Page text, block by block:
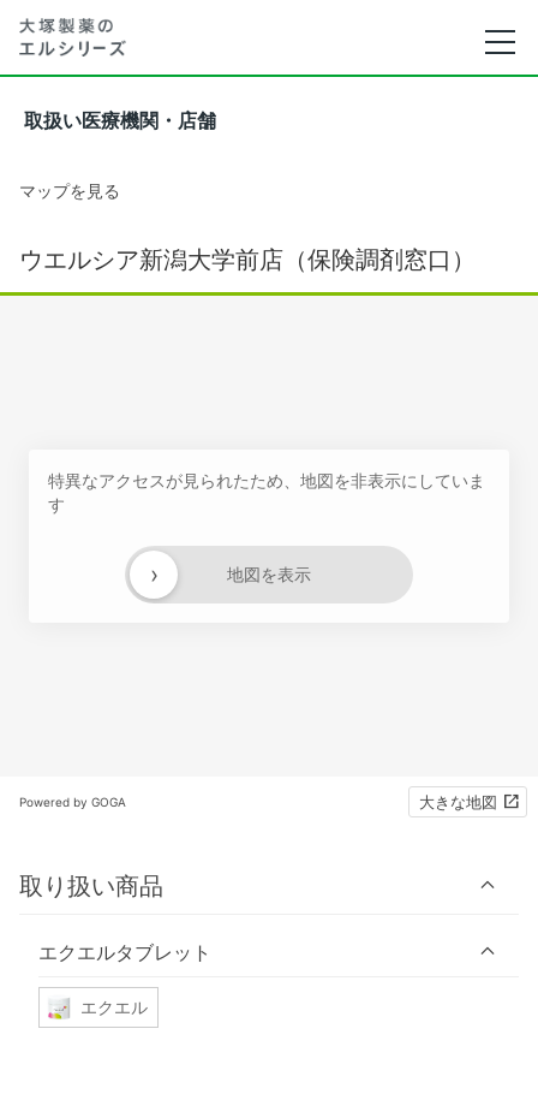
取扱い医療機関・店舗
マップを見る
ウエルシア新潟大学前店（保険調剤窓口）
特異なアクセスが見られたため、地図を非表示にしていま
す
地図を表示
›
Powered by GOGA 大きな地図
取り扱い商品
エクエルタブレット
エクエル